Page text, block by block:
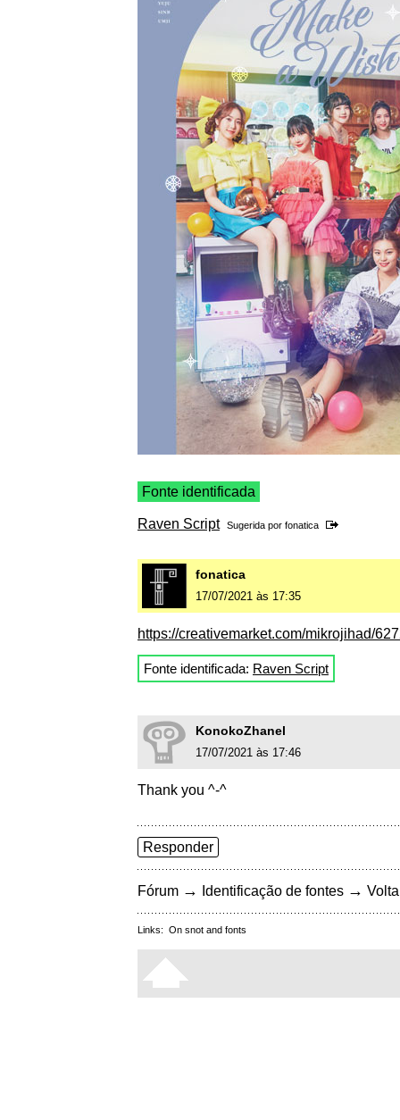
Fonte identificada
Raven Script Sugerida por fonatica
fonatica
17/07/2021 às 17:35
https://creativemarket.com/mikrojihad/
Fonte identificada: Raven Script
KonokoZhanel
17/07/2021 às 17:46
Thank you ^-^
Responder
Fórum → Identificação de fontes →
Links: On snot and fonts